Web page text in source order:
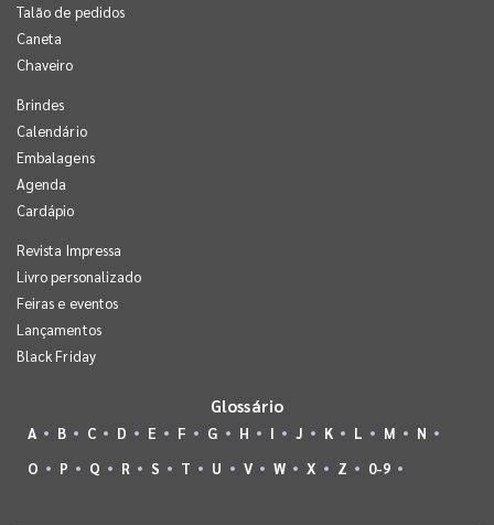
Talão de pedidos
Caneta
Chaveiro
Brindes
Calendário
Embalagens
Agenda
Cardápio
Revista Impressa
Livro personalizado
Feiras e eventos
Lançamentos
Black Friday
Glossário
A B C D E F G H I J K L M
N
O
P Q R S T U V W X Z 0-9